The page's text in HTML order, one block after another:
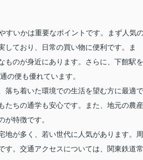
すいかは重要なポイントです。まず人気
しており、日常の買い物に便利です。ま
ものが身近にあります。さらに、下館駅を
の便も優れています。
落ち着いた環境での生活を望む方に最適で
たちの通学も安心です。また、地元の農産
特徴です。
地が多く、若い世代に人気があります。周
す。交通アクセスについては、関東鉄道常